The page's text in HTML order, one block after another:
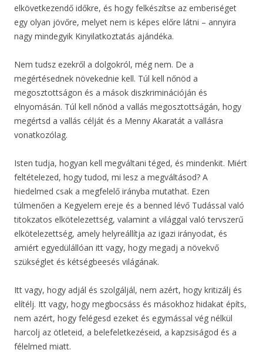
elkövetkezendő időkre, és hogy felkészítse az emberiséget
egy olyan jövőre, melyet nem is képes előre látni – annyira
nagy mindegyik Kinyilatkoztatás ajándéka.
Nem tudsz ezekről a dolgokról, még nem. De a
megértésednek növekednie kell. Túl kell nőnöd a
megosztottságon és a mások diszkriminációján és
elnyomásán. Túl kell nőnöd a vallás megosztottságán, hogy
megértsd a vallás célját és a Menny Akaratát a vallásra
vonatkozólag.
Isten tudja, hogyan kell megváltani téged, és mindenkit. Miért
feltételezed, hogy tudod, mi lesz a megváltásod? A
hiedelmed csak a megfelelő irányba mutathat. Ezen
túlmenően a Kegyelem ereje és a benned lévő Tudással való
titokzatos elkötelezettség, valamint a világgal való tervszerű
elkötelezettség, amely helyreállítja az igazi irányodat, és
amiért egyedülállóan itt vagy, hogy megadj a növekvő
szükséglet és kétségbeesés világának.
Itt vagy, hogy adjál és szolgáljál, nem azért, hogy kritizálj és
elítélj. Itt vagy, hogy megbocsáss és másokhoz hidakat építs,
nem azért, hogy felégesd ezeket és egymással vég nélkül
harcolj az ötleteid, a belefeletkezéseid, a kapzsiságod és a
félelmed miatt.